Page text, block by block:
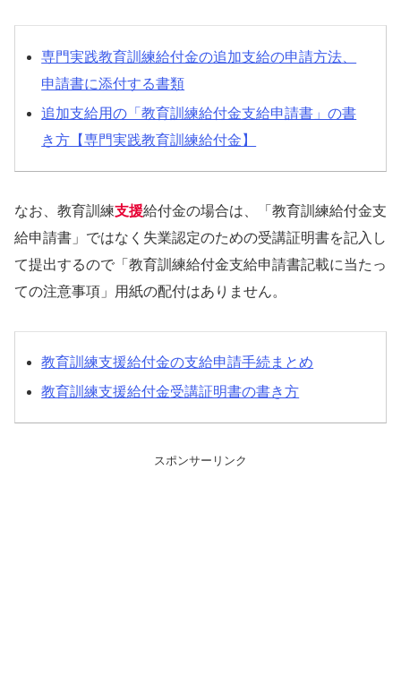
専門実践教育訓練給付金の追加支給の申請方法、
申請書に添付する書類
追加支給用の「教育訓練給付金支給申請書」の書
き方【専門実践教育訓練給付金】
なお、教育訓練支援給付金の場合は、「教育訓練給付金支
給申請書」ではなく失業認定のための受講証明書を記入し
て提出するので「教育訓練給付金支給申請書記載に当たっ
ての注意事項」用紙の配付はありません。
教育訓練支援給付金の支給申請手続まとめ
教育訓練支援給付金受講証明書の書き方
スポンサーリンク